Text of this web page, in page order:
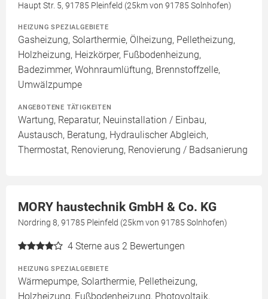
Haupt Str. 5, 91785 Pleinfeld (25km von 91785 Solnhofen)
HEIZUNG SPEZIALGEBIETE
Gasheizung, Solarthermie, Ölheizung, Pelletheizung,
Holzheizung, Heizkörper, Fußbodenheizung,
Badezimmer, Wohnraumlüftung, Brennstoffzelle,
Umwälzpumpe
ANGEBOTENE TÄTIGKEITEN
Wartung, Reparatur, Neuinstallation / Einbau,
Austausch, Beratung, Hydraulischer Abgleich,
Thermostat, Renovierung, Renovierung / Badsanierung
MORY haustechnik GmbH & Co. KG
Nordring 8, 91785 Pleinfeld (25km von 91785 Solnhofen)
4 Sterne aus 2 Bewertungen
HEIZUNG SPEZIALGEBIETE
Wärmepumpe, Solarthermie, Pelletheizung,
Holzheizung, Fußbodenheizung, Photovoltaik,